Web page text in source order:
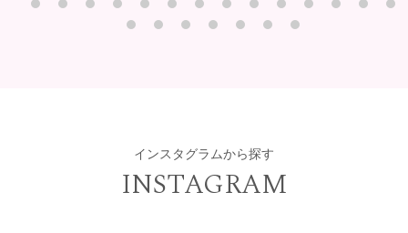
インスタグラムから探す
INSTAGRAM